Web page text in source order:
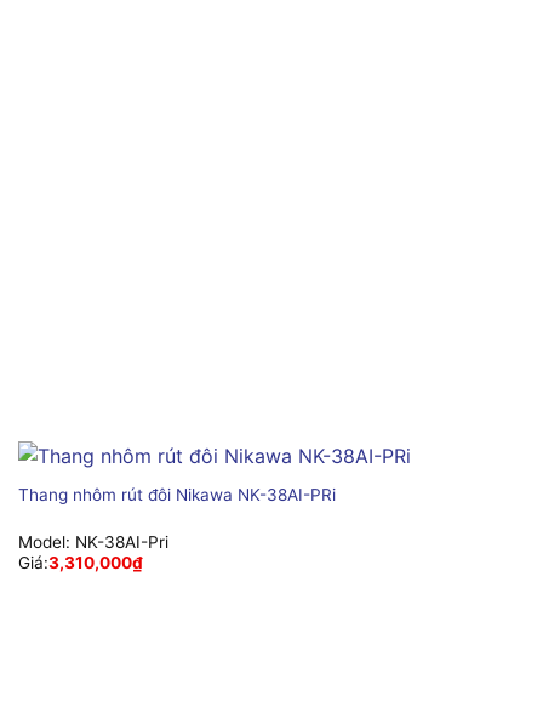
Thang nhôm rút đôi Nikawa NK-38AI-PRi
Model: NK-38AI-Pri
Giá:3,310,000₫